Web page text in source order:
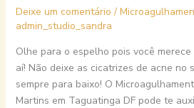
Deixe um comentário /
admin_studio_sandra
Olhe para o espelho pois você
aí! Não deixe as cicatrizes de acne no
sempre para baixo! O
Martins em Taguatinga DF pode te